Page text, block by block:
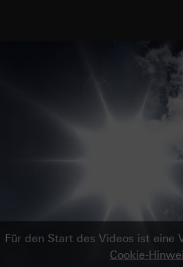
Für den Start des Videos ist eine
Cookie-